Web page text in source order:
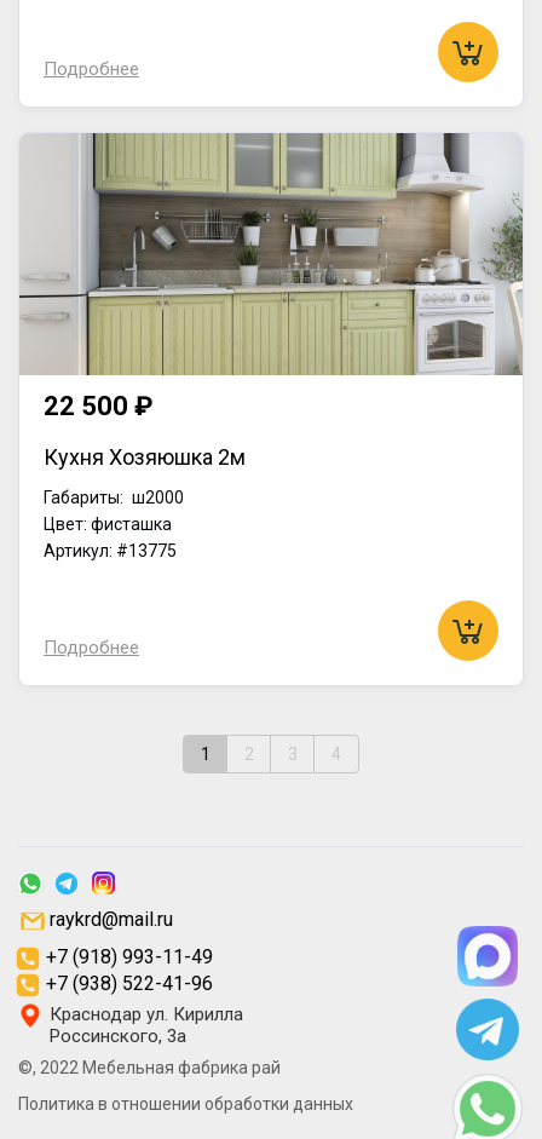
Подробнее
22 500 ₽
Кухня Хозяюшка 2м
Габариты: ш2000
Цвет: фисташка
Артикул: #13775
Подробнее
1 2 3 4
©, 2022 Мебельная фабрика рай
Политика в отношении обработки данных
Краснодар ул. Кирилла
Россинского, 3а
+7 (918) 993-11-49
+7 (938) 522-41-96
raykrd@mail.ru